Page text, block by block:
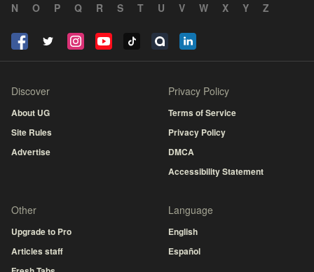
N
O P Q R S T U V W X Y Z
Discover
About UG
Site Rules
Advertise
Privacy Policy
Terms of Service
Privacy Policy
DMCA
Accessibility Statement
Other
Upgrade to Pro
Articles staff
Language
English
Español